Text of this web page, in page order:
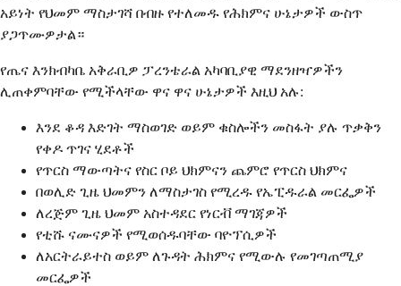
አይነት የህመም ማስታገሻ በብዙ የተለመዱ የሕክምና ሁኔታዎች ውስጥ
ያጋጥሙዎታል።
የጤና እንክብካቤ አቅራቢዎ ፓረንቴራል አካባቢያዊ ማደንዘዣዎችን
ሊጠቀምባቸው የሚችላቸው ዋና ዋና ሁኔታዎች እዚህ አሉ:
እንደ ቆዳ እድገት ማስወገድ ወይም ቁስሎችን መስፋት ያሉ ጥቃቅን
የቀዶ ጥገና ሂደቶች
የጥርስ ማውጣትና የስር ቦይ ህክምናን ጨምሮ የጥርስ ህክምና
በወሊድ ጊዜ ህመምን ለማስታገስ የሚረዱ የኤፒዱራል መርፌዎች
ለረጅም ጊዜ ህመም አስተዳደር የነርቭ ማገጃዎች
የቲሹ ናሙናዎች የሚወሰዱባቸው ባዮፕሲዎች
ለአርትራይተስ ወይም ለጉዳት ሕክምና የሚውሉ የመገጣጠሚያ
መርፌዎች